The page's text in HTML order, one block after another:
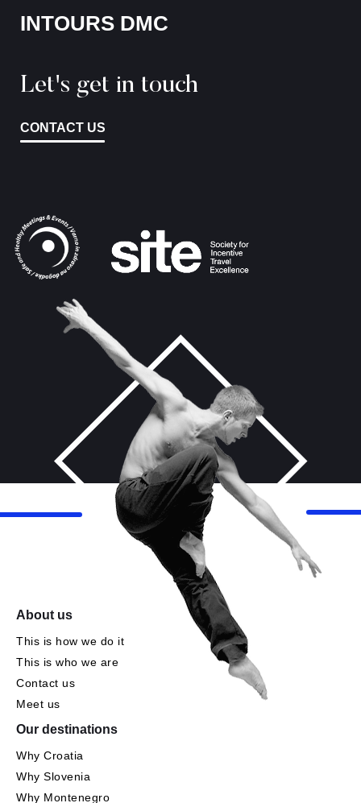
INTOURS DMC
Let's get in touch
CONTACT US
About us
This is how we do it
This is who we are
Contact us
Meet us
Our destinations
Why Croatia
Why Slovenia
Why Montenegro